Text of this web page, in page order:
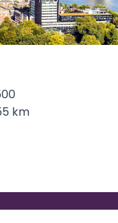
km